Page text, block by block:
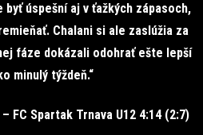
úspešní aj v ťažkých zápasoch,
Chalani si ale zaslúžia za
fáze dokázali odohrať ešte lepší
minulý týždeň.“
FC Spartak Trnava U12 4:14 (2:7)